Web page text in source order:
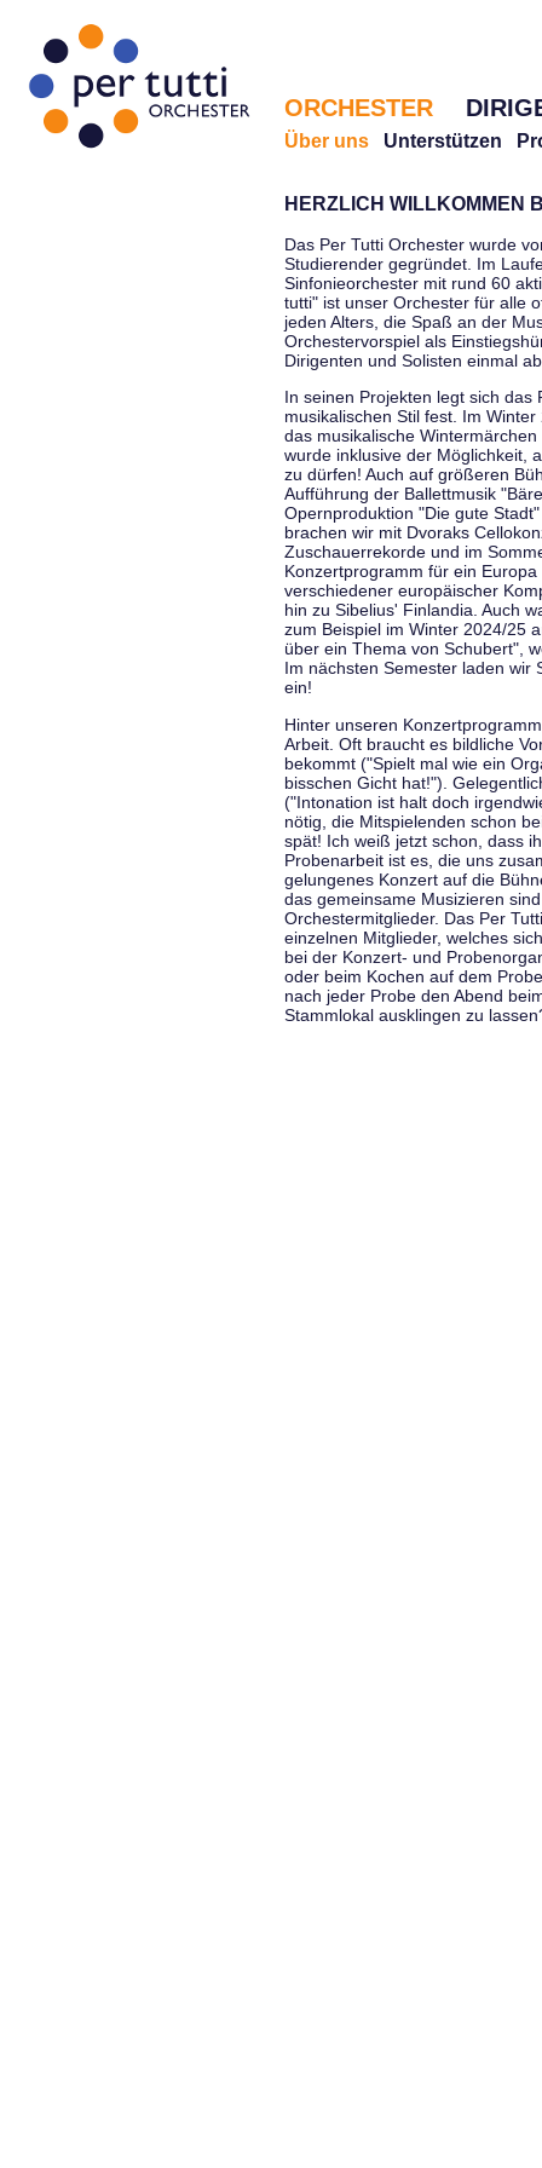
ORCHESTER
Über uns Unterstützen
HERZLICH WILLKOMMEN
Das Per Tutti Orchester wurde
Studierender gegründet. Im
Sinfonieorchester mit rund 60
tutti" ist unser Orchester für alle
jeden Alters, die Spaß an der
Orchestervorspiel als
Dirigenten und Solisten einmal
In seinen Projekten legt sich das
musikalischen Stil fest. Im
das musikalische
wurde inklusive der Möglichkeit,
zu dürfen! Auch auf größeren
Aufführung der Ballettmusik
Opernproduktion "Die gute
brachen wir mit Dvoraks
Zuschauerrekorde und im
Konzertprogramm für ein
verschiedener europäischer
hin zu Sibelius' Finlandia. Auch
zum Beispiel im Winter 2024/25
über ein Thema von Schubert",
Im nächsten Semester laden wir
ein!
Hinter unseren
Arbeit. Oft braucht es bildliche
bekommt ("Spielt mal wie ein
bisschen Gicht hat!").
("Intonation ist halt doch
nötig, die Mitspielenden schon
spät! Ich weiß jetzt schon, dass
Probenarbeit ist es, die uns
gelungenes Konzert auf die
das gemeinsame Musizieren
Orchestermitglieder. Das Per
einzelnen Mitglieder, welches
bei der Konzert- und
oder beim Kochen auf dem
nach jeder Probe den Abend
Stammlokal ausklingen zu